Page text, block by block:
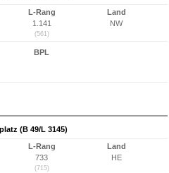
L-Rang
1.141
(561)
Land
NW
BPL
(B 49/L 3145)
L-Rang
733
(715)
Land
HE